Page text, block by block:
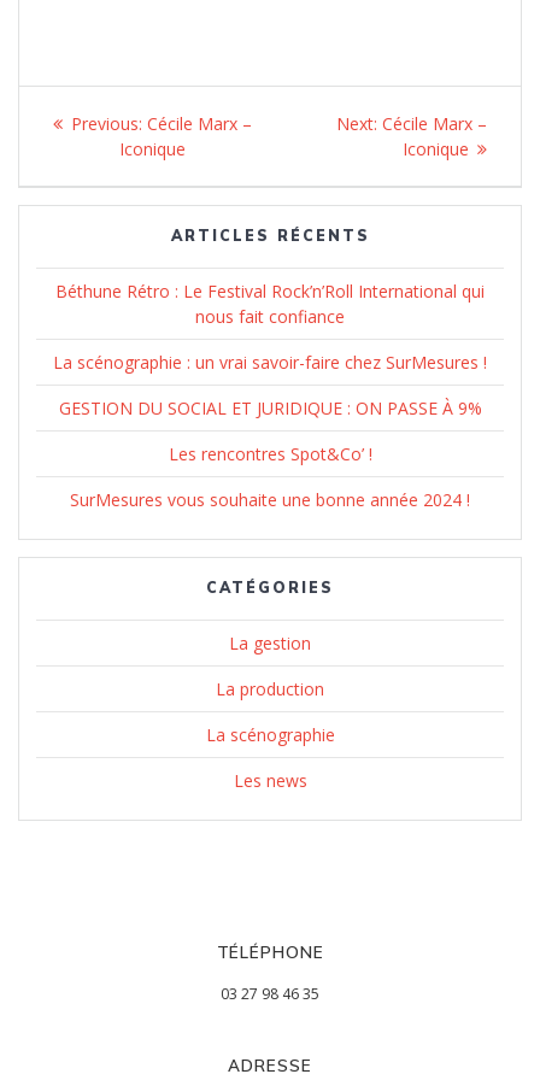
Navigation
l’article
Previous: Previous
post:
Cécile Marx –
Iconique
Next: Next
post:
Cécile Marx –
Iconique
ARTICLES RÉCENTS
Béthune Rétro : Le Festival Rock’n’Roll International qui
nous fait confiance
La scénographie : un vrai savoir-faire chez SurMesures !
GESTION DU SOCIAL ET JURIDIQUE : ON PASSE À 9%
Les rencontres Spot&Co’ !
SurMesures vous souhaite une bonne année 2024 !
CATÉGORIES
La gestion
La production
La scénographie
Les news
TÉLÉPHONE
03 27 98 46 35
ADRESSE